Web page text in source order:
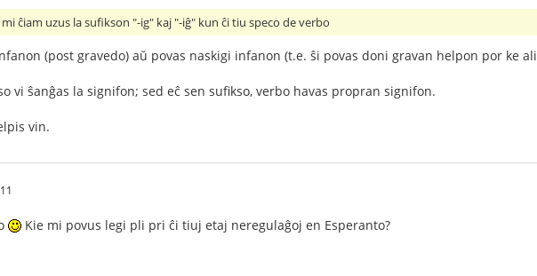
ĉiam uzus la sufikson "-ig" kaj "-iĝ" kun ĉi tiu speco de verbo
(post gravedo) aŭ povas naskigi infanon (t.e. ŝi povas doni gravan helpon por ke
vi ŝanĝas la signifon; sed eĉ sen sufikso, verbo havas propran signifon.
vin.
Kie mi povus legi pli pri ĉi tiuj etaj neregulaĝoj en Esperanto?